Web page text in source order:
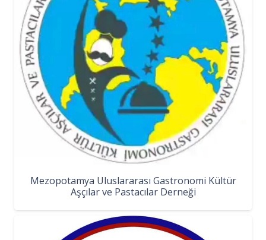
Mezopotamya Uluslararası Gastronomi Kültür
Aşçılar ve Pastacılar Derneği